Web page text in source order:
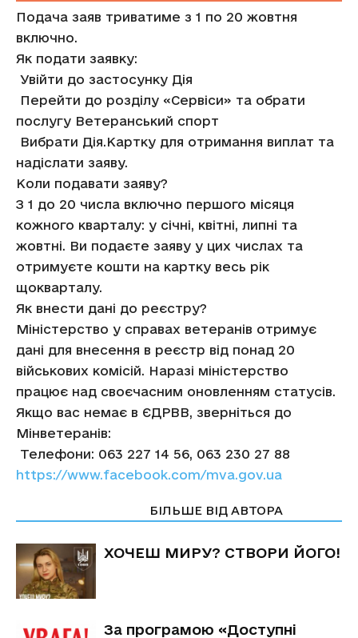
Подача заяв триватиме з 1 по 20 жовтня
включно.
Як подати заявку:
Увійти до застосунку Дія
Перейти до розділу «Сервіси» та обрати
послугу Ветеранський спорт
Вибрати Дія.Картку для отримання виплат та
надіслати заяву.
Коли подавати заяву?
З 1 до 20 числа включно першого місяця
кожного кварталу: у січні, квітні, липні та
жовтні. Ви подаєте заяву у цих числах та
отримуєте кошти на картку весь рік
щокварталу.
Як внести дані до реєстру?
Міністерство у справах ветеранів отримує
дані для внесення в реєстр від понад 20
військових комісій. Наразі міністерство
працює над своєчасним оновленням статусів.
Якщо вас немає в ЄДРВВ, зверніться до
Мінветеранів:
Телефони: 063 227 14 56, 063 230 27 88
https://www.facebook.com/mva.gov.ua
БІЛЬШЕ ВІД АВТОРА
ХОЧЕШ МИРУ? СТВОРИ ЙОГО!
За програмою «Доступні